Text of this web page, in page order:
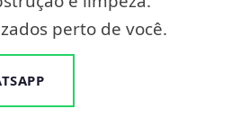
perto de você.